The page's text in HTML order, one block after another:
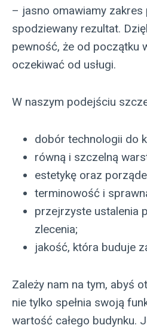
– jasno omawiamy zakres
spodziewany rezultat.
pewność, że od początku
oczekiwać od usługi.
W naszym podejściu
dobór technologii do
równą i szczelną
estetykę oraz
terminowość i
przejrzyste ustalenia
zlecenia;
jakość, która buduje
Zależy nam na tym, abyś
nie tylko spełnia swoją
wartość całego budynku.